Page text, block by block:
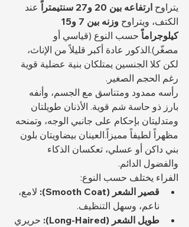
يتراوح ارتفاعه بين 20 و27 سنتيمتراً
عند
الكتف، ويتراوح
كيلوجراماً حسب النوع (قياسي أو
مصغّر).الذكور عادة أكبر قليلاً من الإناث،
لكن كلا الجنسين يمتلكان بنية عضلية قوية
رغم الحجم الصغير.
رأسه ممدود ومتناسق مع الجسم، وأنفه
بارز ذو حاسة شم قوية. الأذنان طويلتان
ومتدليتان بإحكام على جانبي الوجه، وتمنحه
مظهراً لطيفاً مميزاً.العينان بيضاويتان بلون
بني داكن أو عسلي، تعكسان الذكاء
والفضول الدائم.
الفراء يختلف حسب النوع:
قصير الشعر (Smooth Coat):
لامع،
ناعم، وسهل التنظيف.
طويل الشعر (Long-Haired):
حريري